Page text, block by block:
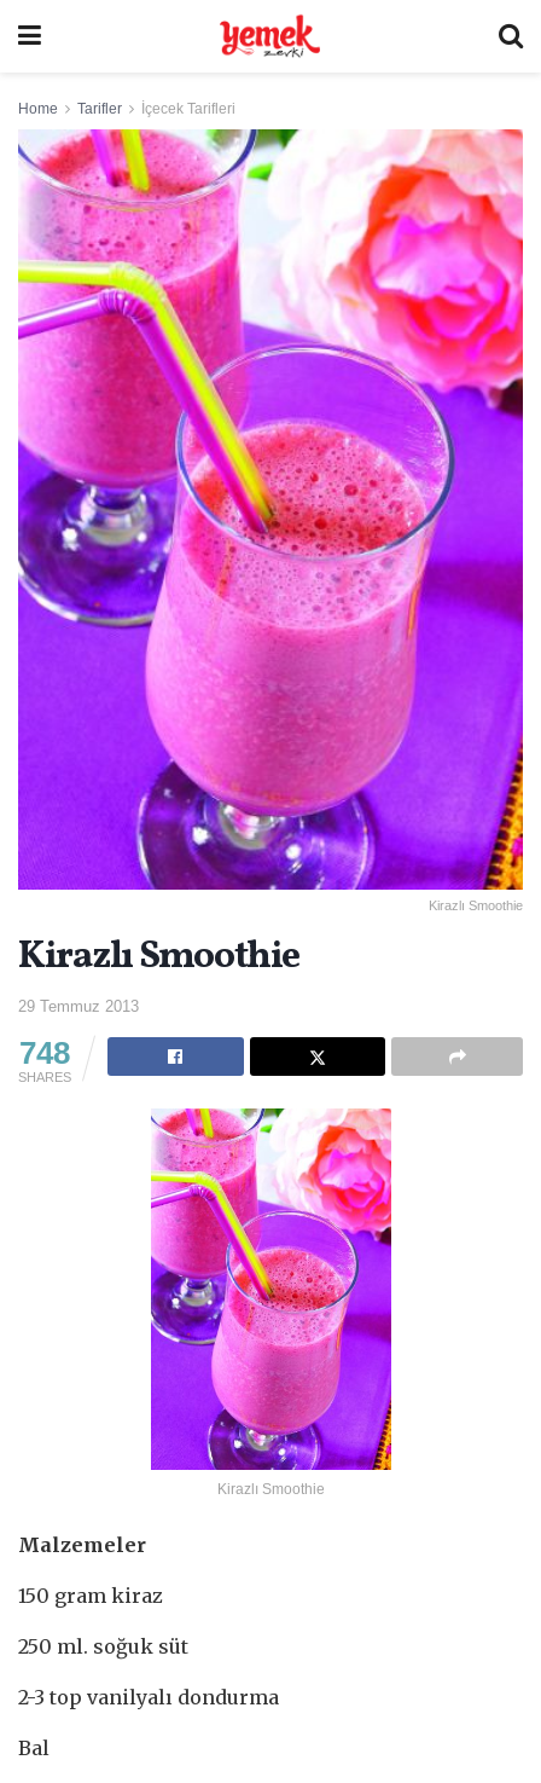
Home Tarifler İçecek Tarifleri
Kirazlı Smoothie
Kirazlı Smoothie
29 Temmuz 2013
748
SHARES
Kirazlı Smoothie
Malzemeler
150 gram kiraz
250 ml. soğuk süt
2-3 top vanilyalı dondurma
Bal